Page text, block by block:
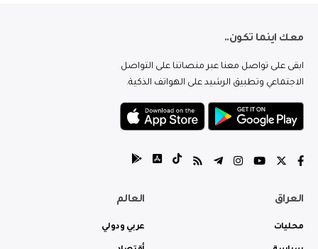
معك اينما تكون..
ابقى على تواصل معنا عبر منصاتنا على التواصل
الاجتماعي وتطبيق الرشيد على الهواتف الذكية.
العراق
محليات
العالم
عربي ودولي